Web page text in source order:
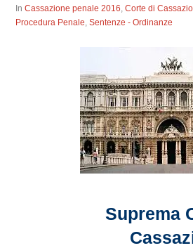
InCassazione penale 2016,Corte di
Procedura Penale,Sentenze - Ordinanze
Suprema